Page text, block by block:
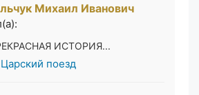
Михаил Иванович
ИСТОРИЯ...
поезд